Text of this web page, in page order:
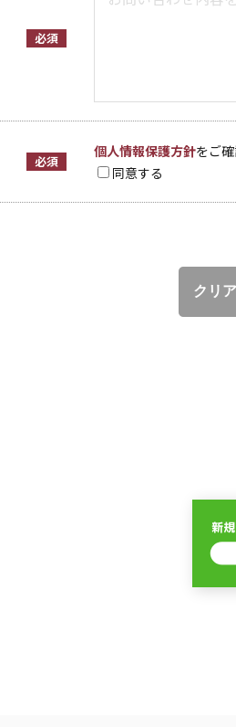
必須
必須
個人情報保護方針をご
同意する
クリア